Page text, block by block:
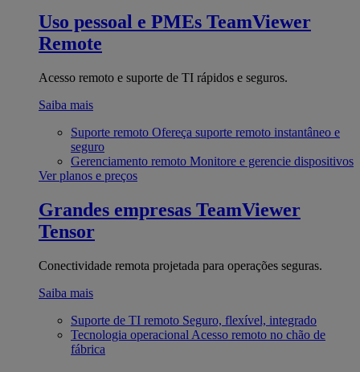
Uso pessoal e PMEs TeamViewer
Remote
Acesso remoto e suporte de TI rápidos e seguros.
Saiba mais
Suporte remoto Ofereça suporte remoto instantâneo e
seguro
Gerenciamento remoto Monitore e gerencie dispositivos
Ver planos e preços
Grandes empresas TeamViewer
Tensor
Conectividade remota projetada para operações seguras.
Saiba mais
Suporte de TI remoto Seguro, flexível, integrado
Tecnologia operacional Acesso remoto no chão de
fábrica